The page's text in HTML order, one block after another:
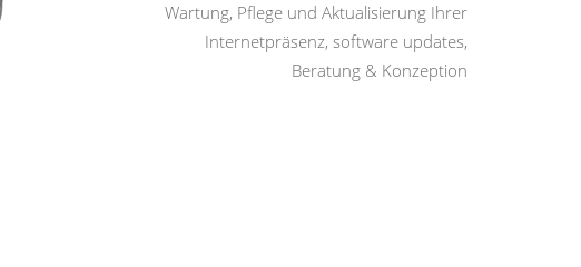
Wartung, Pflege und Aktualisierung Ihrer
Internetpräsenz, software updates,
Beratung & Konzeption